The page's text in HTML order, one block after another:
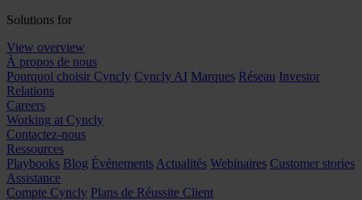
Solutions for
View overview
À propos de nous
Pourquoi choisir Cyncly Cyncly AI Marques Réseau Investor
Relations
Careers
Working at Cyncly
Contactez-nous
Ressources
Playbooks Blog Événements Actualités Webinaires Customer stories
Assistance
Compte Cyncly Plans de Réussite Client